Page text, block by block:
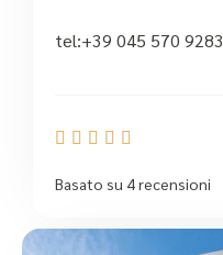
tel:+39 045 570 9283
    
Basato su 4 recensioni